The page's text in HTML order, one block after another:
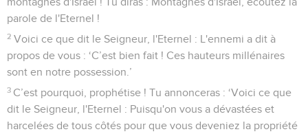
parole de l'Eternel !
2 Voici ce que dit le Seigneur, l'Eternel : L'ennemi a dit à
propos de vous : ‘C’est bien fait ! Ces hauteurs millénaires
sont en notre possession.’
3 C’est pourquoi, prophétise ! Tu annonceras : ‘Voici ce que
dit le Seigneur, l'Eternel : Puisqu'on vous a dévastées et
harcelées de tous côtés pour que vous deveniez la propriété